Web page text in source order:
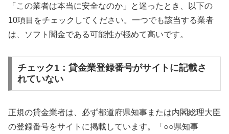
「この業者は本当に安全なのか」と迷ったとき、以下の
10項目をチェックしてください。一つでも該当する業者
は、ソフト闇金である可能性が極めて高いです。
チェック1：貸金業登録番号がサイトに記載さ
れていない
正規の貸金業者は、必ず都道府県知事または内閣総理大臣
の登録番号をサイトに掲載しています。「○○県知事